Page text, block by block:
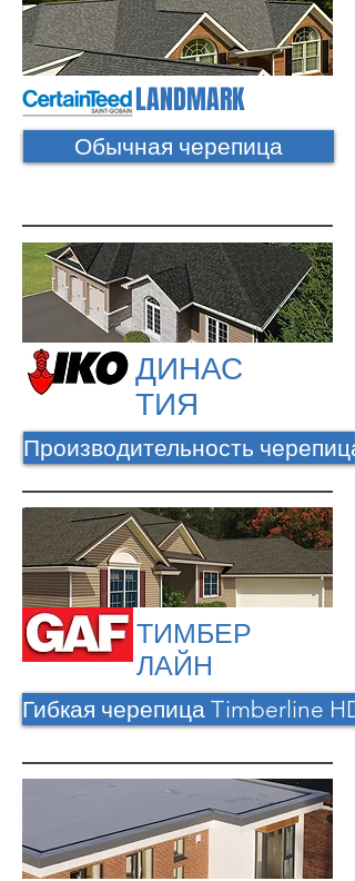
LANDMARK
Обычная черепица
ДИНАС
ТИЯ
Производительность черепица
ТИМБЕР
ЛАЙН
Гибкая черепица Timberline